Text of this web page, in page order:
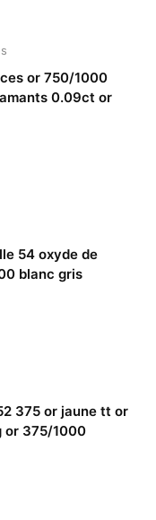
or 750/1000
0.09ct or
54 oxyde de
blanc gris
375 or jaune tt or
or 375/1000